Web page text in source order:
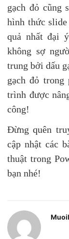
gạch đỏ cũng
hình thức
quả nhất đại
không sợ
trung bởi dấu
gạch đỏ trong
trình được
công!
Đừng quên
cập nhật các
thuật trong
bạn nhé!